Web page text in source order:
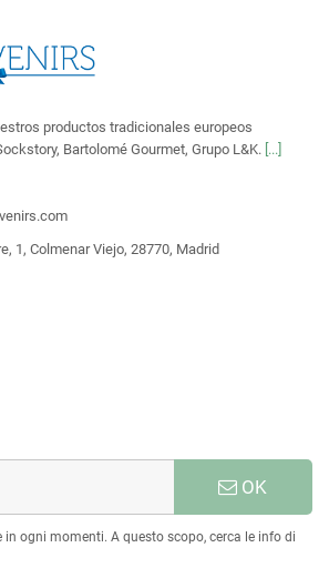
productos tradicionales europeos
Bartolomé Gourmet, Grupo L&K. [...]
1, Colmenar Viejo, 28770, Madrid
OK
in ogni momenti. A questo scopo, cerca le info di